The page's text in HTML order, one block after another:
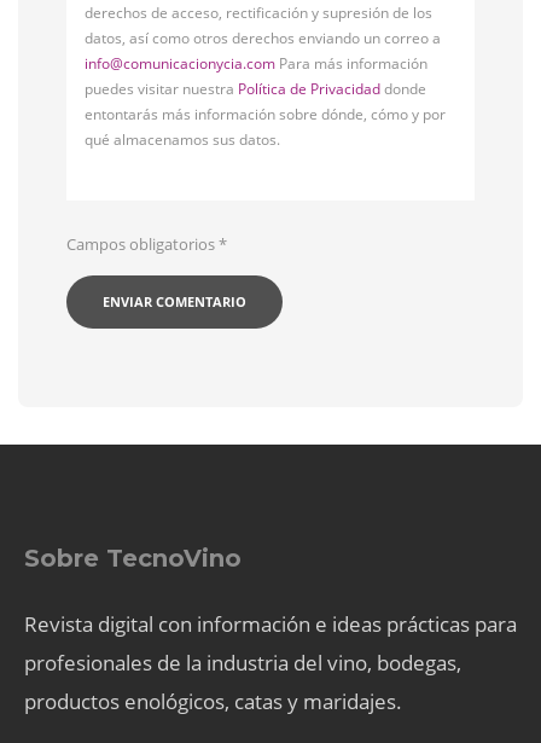
derechos de acceso, rectificación y supresión de los
datos, así como otros derechos enviando un correo a
info@comunicacionycia.com Para más información
puedes visitar nuestra Política de Privacidaddonde
entontarás más información sobre dónde, cómo y por
qué almacenamos sus datos.
Campos obligatorios*
Sobre TecnoVino
Revista digital con información e ideas prácticas para
profesionales de la industria del vino, bodegas,
productos enológicos, catas y maridajes.